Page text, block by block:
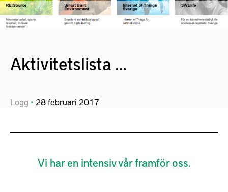
Aktivitetslista …
Logg 28februari 2017
Vi har en intensiv vår framför oss.